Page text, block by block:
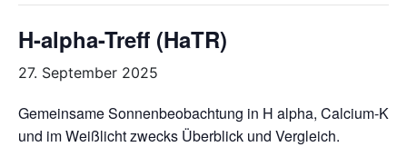
H-alpha-Treff (HaTR)
27. September 2025
Gemeinsame Sonnenbeobachtung in H alpha, Calcium-K
und im Weißlicht zwecks Überblick und Vergleich.